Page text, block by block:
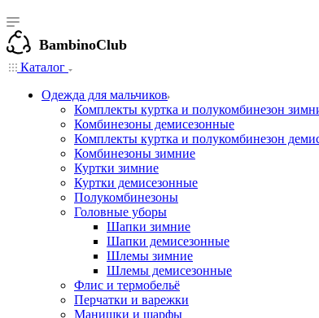
BambinoClub
Каталог
Одежда для мальчиков
Комплекты куртка и полукомбинезон
Комбинезоны демисезонные
Комплекты куртка и полукомбинезон
Комбинезоны зимние
Куртки зимние
Куртки демисезонные
Полукомбинезоны
Головные уборы
Шапки зимние
Шапки демисезонные
Шлемы зимние
Шлемы демисезонные
Флис и термобельё
Перчатки и варежки
Манишки и шарфы